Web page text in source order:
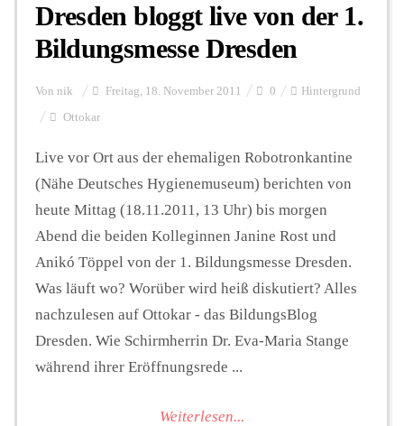
Dresden bloggt live von der 1.
Bildungsmesse Dresden
Von nik Freitag, 18. November 2011 0 Hintergrund
Ottokar
Live vor Ort aus der ehemaligen Robotronkantine
(Nähe Deutsches Hygienemuseum) berichten von
heute Mittag (18.11.2011, 13 Uhr) bis morgen
Abend die beiden Kolleginnen Janine Rost und
Anikó Töppel von der 1. Bildungsmesse Dresden.
Was läuft wo? Worüber wird heiß diskutiert? Alles
nachzulesen auf Ottokar - das BildungsBlog
Dresden. Wie Schirmherrin Dr. Eva-Maria Stange
während ihrer Eröffnungsrede ...
Weiterlesen...